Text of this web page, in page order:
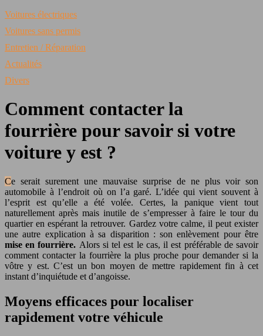
Voitures électriques
Voitures sans permis
Entretien / Réparation
Actualités
Divers
Comment contacter la
fourrière pour savoir si votre
voiture y est ?
Ce serait surement une mauvaise surprise de ne plus voir son
automobile à l’endroit où on l’a garé. L’idée qui vient souvent à
l’esprit est qu’elle a été volée. Certes, la panique vient tout
naturellement après mais inutile de s’empresser à faire le tour du
quartier en espérant la retrouver. Gardez votre calme, il peut exister
une autre explication à sa disparition : son enlèvement pour être
mise en fourrière. Alors si tel est le cas, il est préférable de savoir
comment contacter la fourrière la plus proche pour demander si la
vôtre y est. C’est un bon moyen de mettre rapidement fin à cet
instant d’inquiétude et d’angoisse.
Moyens efficaces pour localiser
rapidement votre véhicule